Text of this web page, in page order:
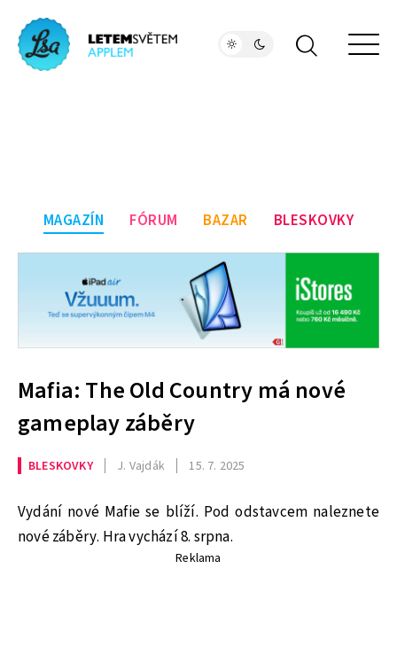
MAGAZÍN FÓRUM BAZAR BLESKOVKY
Mafia: The Old Country má nové
gameplay záběry
BLESKOVKY J. Vajdák 15. 7. 2025
Vydání nové Mafie se blíží. Pod odstavcem naleznete
nové záběry. Hra vychází 8. srpna.
Reklama